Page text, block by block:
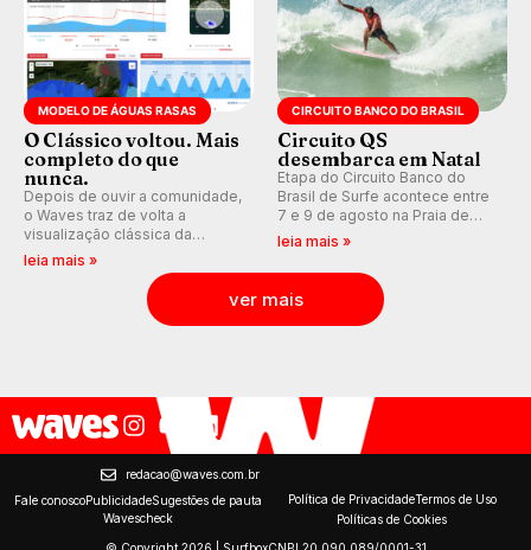
MODELO DE ÁGUAS RASAS
O Clássico voltou. Mais
completo do que
nunca.
Depois de ouvir a comunidade,
o Waves traz de volta a
visualização clássica da
previsão de águas rasas,
agora integrada à nova
plataforma e com previsão das
ondas para até 16 dias.
leia mais »
CIRCUITO BANCO DO BRASIL
Circuito QS
desembarca em Natal
Etapa do Circuito Banco do
Brasil de Surfe acontece entre
7 e 9 de agosto na Praia de
Miami (RN), em disputas
(QS) 4.000 e pela corrida por
vagas no Challenger Series.
leia mais »
ver mais
redacao@waves.com.br
Fale conoscoPublicidadeSugestões de pauta
Wavescheck
Política de PrivacidadeTermos de Uso
Políticas de Cookies